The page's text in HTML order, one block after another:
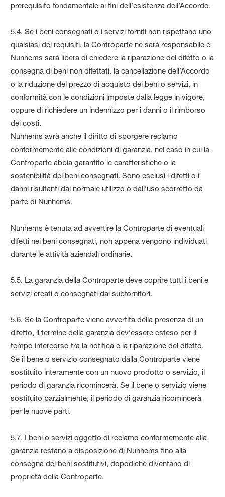
prerequisito fondamentale ai fini dell’esistenza dell’Accordo.
5.4. Se i beni consegnati o i servizi forniti non rispettano uno
qualsiasi dei requisiti, la Controparte ne sarà responsabile e
Nunhems sarà libera di chiedere la riparazione del difetto o la
consegna di beni non difettati, la cancellazione dell’Accordo
o la riduzione del prezzo di acquisto dei beni o servizi, in
conformità con le condizioni imposte dalla legge in vigore,
oppure di richiedere un indennizzo per i danni o il rimborso
dei costi.
Nunhems avrà anche il diritto di sporgere reclamo
conformemente alle condizioni di garanzia, nel caso in cui la
Controparte abbia garantito le caratteristiche o la
sostenibilità dei beni consegnati. Sono esclusi i difetti o i
danni risultanti dal normale utilizzo o dall’uso scorretto da
parte di Nunhems.
Nunhems è tenuta ad avvertire la Controparte di eventuali
difetti nei beni consegnati, non appena vengono individuati
durante le attività aziendali ordinarie.
5.5. La garanzia della Controparte deve coprire tutti i beni e
servizi creati o consegnati dai subfornitori.
5.6. Se la Controparte viene avvertita della presenza di un
difetto, il termine della garanzia dev’essere esteso per il
tempo intercorso tra la notifica e la riparazione del difetto.
Se il bene o servizio consegnato dalla Controparte viene
sostituito interamente con un nuovo prodotto o servizio, il
periodo di garanzia ricomincerà. Se il bene o servizio viene
sostituito parzialmente, il periodo di garanzia ricomincerà
per le nuove parti.
5.7. I beni o servizi oggetto di reclamo conformemente alla
garanzia restano a disposizione di Nunhems fino alla
consegna dei beni sostitutivi, dopodiché diventano di
proprietà della Controparte.